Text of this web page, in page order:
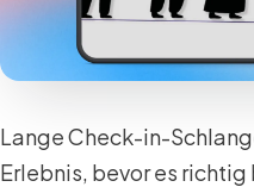
Lange Check-in-
Erlebnis, bevor es